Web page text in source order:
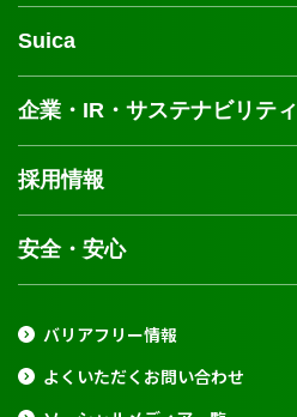
Suica
企業・IR・サステナビリティ
採用情報
安全・安心
バリアフリー情報
よくいただくお問い合わせ